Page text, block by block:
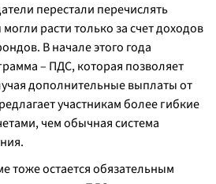
перестали перечислять
расти только за счет доходов
В начале этого года
– ПДС, которая позволяет
дополнительные выплаты от
участникам более гибкие
чем обычная система
тоже остается обязательным